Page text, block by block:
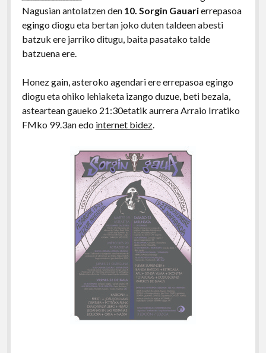
Nagusian antolatzen den 10. Sorgin Gauarierrepasoa
egingo diogu eta bertan joko duten taldeen abesti
batzuk ere jarriko ditugu, baita pasatako talde
batzuena ere.
Honez gain, asteroko agendari ere errepasoa egingo
diogu eta ohiko lehiaketa izango duzue, beti bezala,
asteartean gaueko 21:30etatik aurrera Arraio Irratiko
FMko 99.3an edo internet bidez.